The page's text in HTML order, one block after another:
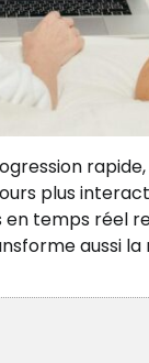
plus
temps réel
aussi